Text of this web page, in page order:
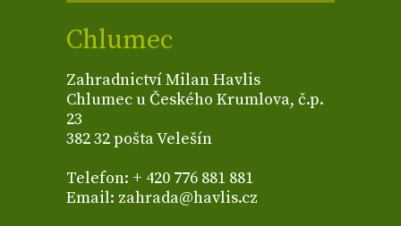
Chlumec
Zahradnictví Milan Havlis
Chlumec u Českého Krumlova, č.p.
23
382 32 pošta Velešín
Telefon: + 420 776 881 881
Email: zahrada@havlis.cz